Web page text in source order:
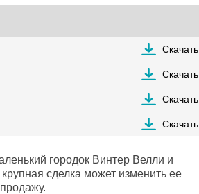
Скачать
Скачать
Скачать
Скачать
городок Винтер Велли и
сделка может изменить ее